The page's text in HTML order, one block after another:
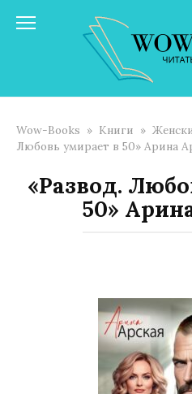
Wow-Books » Книги »
Любовь умирает в 50» Арина
«Развод.
50»